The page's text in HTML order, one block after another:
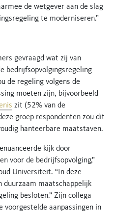
de wetgever aan de slag
te moderniseren.”
gevraagd wat zij van
bedrijfsopvolgingsregeling
de regeling volgens de
moeten zijn, bijvoorbeeld
zit (52% van de
groep respondenten zou dit
hanteerbare maatstaven.
kijk door
voor de bedrijfsopvolging,”
Universiteit. “In deze
duurzaam maatschappelijk
besloten.” Zijn collega
aanpassingen in